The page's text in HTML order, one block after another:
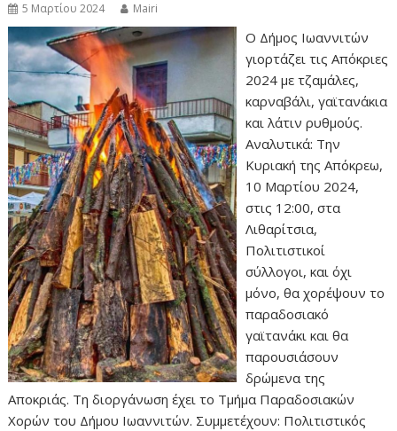
5 Μαρτίου 2024 Mairi
Ο Δήμος Ιωαννιτών
γιορτάζει τις Απόκριες
2024 με τζαμάλες,
καρναβάλι, γαϊτανάκια
και λάτιν ρυθμούς.
Αναλυτικά: Την
Κυριακή της Απόκρεω,
10 Μαρτίου 2024,
στις 12:00, στα
Λιθαρίτσια,
Πολιτιστικοί
σύλλογοι, και όχι
μόνο, θα χορέψουν το
παραδοσιακό
γαϊτανάκι και θα
παρουσιάσουν
δρώμενα της
Αποκριάς. Τη διοργάνωση έχει το Τμήμα Παραδοσιακών
Χορών του Δήμου Ιωαννιτών. Συμμετέχουν: Πολιτιστικός